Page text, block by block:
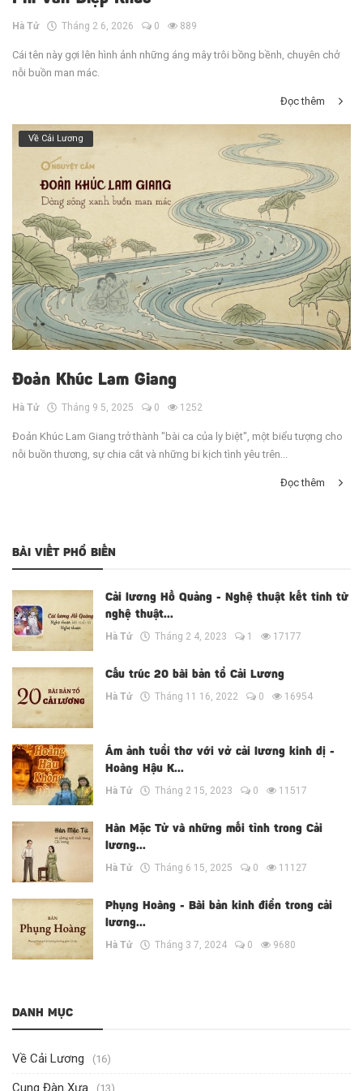
Hà Tử Tháng 2 6, 2026 0 889
Cái tên này gợi lên hình ảnh những áng mây trôi bồng bềnh, chuyên chở
nỗi buồn man mác.
Đọc thêm
Về Cải Lương
Đoản Khúc Lam Giang
Hà Tử Tháng 9 5, 2025 0 1252
Đoản Khúc Lam Giang trở thành "bài ca của ly biệt", một biểu tượng cho
nỗi buồn thương, sự chia cắt và những bi kịch tình yêu trên...
Đọc thêm
BÀI VIẾT PHỔ BIẾN
Cải lương Hồ Quảng - Nghệ thuật kết tinh từ
nghệ thuật...
Hà Tử
Tháng 2 4, 2023 1 17177
Cấu trúc 20 bài bản tổ Cải Lương
Hà Tử
Tháng 11 16, 2022 0 16954
Ám ảnh tuổi thơ với vở cải lương kinh dị -
Hoàng Hậu K...
Hà Tử
Tháng 2 15, 2023 0 11517
Hàn Mặc Tử và những mối tình trong Cải
lương...
Hà Tử
Tháng 6 15, 2025 0 11127
Phụng Hoàng - Bài bản kinh điển trong cải
lương...
Hà Tử
Tháng 3 7, 2024 0 9680
DANH MỤC
Về Cải Lương (16)
Cung Đàn Xưa (13)